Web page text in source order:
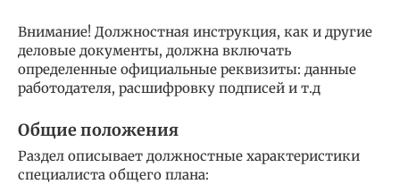
Внимание! Должностная инструкция, как и другие
деловые документы, должна включать
определенные официальные реквизиты: данные
работодателя, расшифровку подписей и т.д
Общие положения
Раздел описывает должностные характеристики
специалиста общего плана: